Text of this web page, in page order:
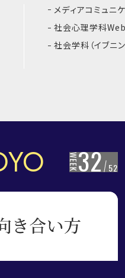
メディアコミュニ
社会心理学科Web
社会学科（イブニ
WEEK32 52